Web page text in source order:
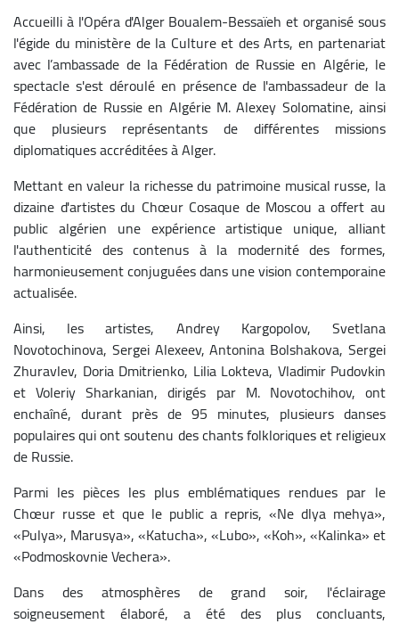
Accueilli à l'Opéra d'Alger Boualem-Bessaïeh et organisé sous
l'égide du ministère de la Culture et des Arts, en partenariat
avec l’ambassade de la Fédération de Russie en Algérie, le
spectacle s'est déroulé en présence de l'ambassadeur de la
Fédération de Russie en Algérie M. Alexey Solomatine, ainsi
que plusieurs représentants de différentes missions
diplomatiques accréditées à Alger.
Mettant en valeur la richesse du patrimoine musical russe, la
dizaine d'artistes du Chœur Cosaque de Moscou a offert au
public algérien une expérience artistique unique, alliant
l'authenticité des contenus à la modernité des formes,
harmonieusement conjuguées dans une vision contemporaine
actualisée.
Ainsi, les artistes, Andrey Kargopolov, Svetlana
Novotochinova, Sergei Alexeev, Antonina Bolshakova, Sergei
Zhuravlev, Doria Dmitrienko, Lilia Lokteva, Vladimir Pudovkin
et Voleriy Sharkanian, dirigés par M. Novotochihov, ont
enchaîné, durant près de 95 minutes, plusieurs danses
populaires qui ont soutenu des chants folkloriques et religieux
de Russie.
Parmi les pièces les plus emblématiques rendues par le
Chœur russe et que le public a repris, «Ne dlya mehya»,
«Pulya», Marusya», «Katucha», «Lubo», «Koh», «Kalinka» et
«Podmoskovnie Vechera».
Dans des atmosphères de grand soir, l'éclairage
soigneusement élaboré, a été des plus concluants,